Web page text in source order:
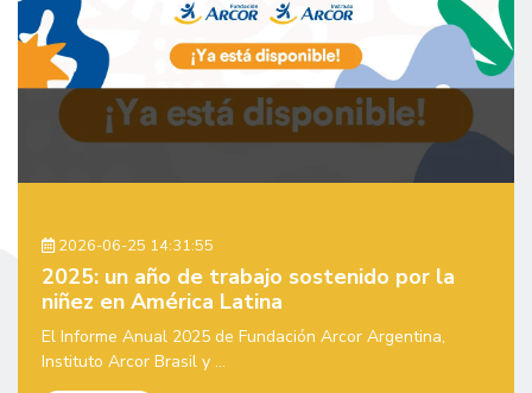
2026-06-25 14:31:55
2025: un año de trabajo sostenido por la
niñez en América Latina
El Informe Anual 2025 de Fundación Arcor Argentina,
Instituto Arcor Brasil y ...